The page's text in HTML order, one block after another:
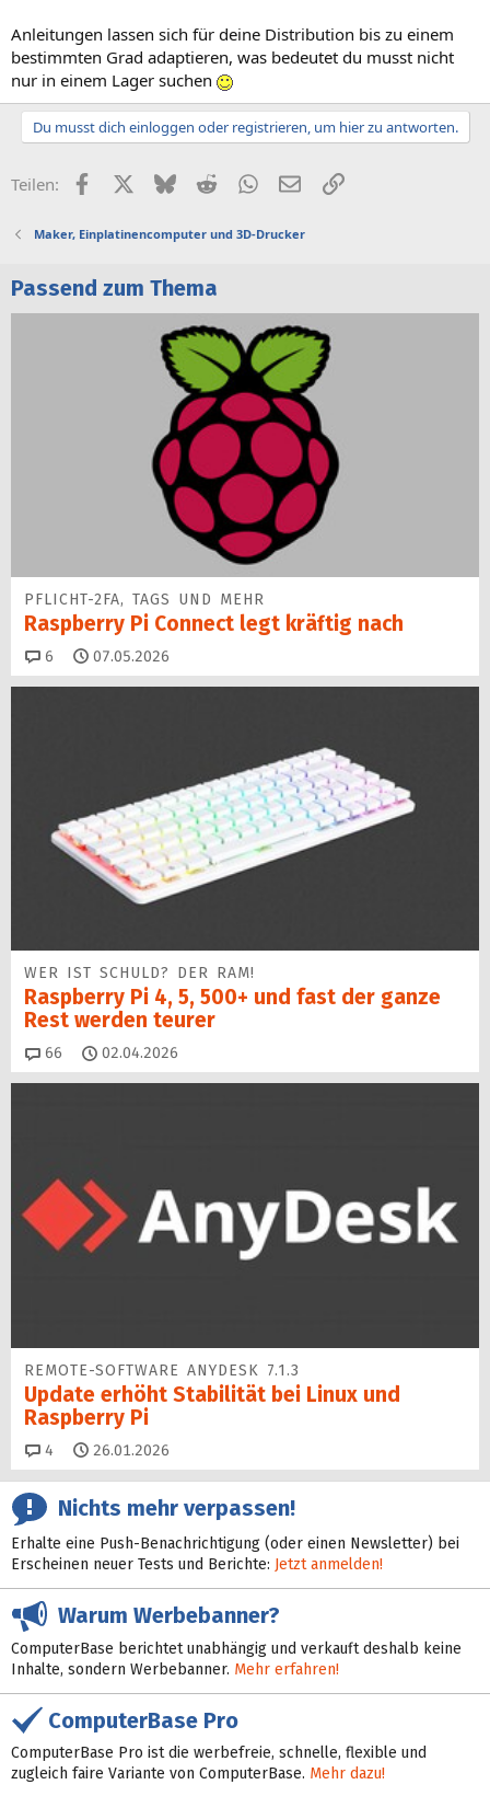
Anleitungen lassen sich für deine Distribution bis zu einem
bestimmten Grad adaptieren, was bedeutet du musst nicht
nur in einem Lager suchen
Du musst dich einloggen oder registrieren, um hier zu antworten.
Teilen: FacebookX (Twitter)
BlueskyRedditWhatsApp
E-MailLink
Maker, Einplatinencomputer und 3D-Drucker
Passend zum Thema
PFLICHT-2FA, TAGS UND MEHR
Raspberry Pi Connect legt kräftig nach
6 Kommentare
07.05.2026
WER IST SCHULD? DER RAM!
Raspberry Pi 4, 5, 500+ und fast der ganze
Rest werden teurer
66 Kommentare
02.04.2026
REMOTE-SOFTWARE ANYDESK 7.1.3
Update erhöht Sta­bi­lität bei Linux und
Raspberry Pi
4 Kommentare
26.01.2026
Nichts mehr verpassen!
Erhalte eine Push-Benachrichtigung (oder einen Newsletter) bei
Erscheinen neuer Tests und Berichte: Jetzt anmelden!
Warum Werbebanner?
ComputerBase berichtet unabhängig und verkauft deshalb keine
Inhalte, sondern Werbebanner. Mehr erfahren!
ComputerBase Pro
ComputerBase Pro ist die werbefreie, schnelle, flexible und
zugleich faire Variante von ComputerBase. Mehr dazu!